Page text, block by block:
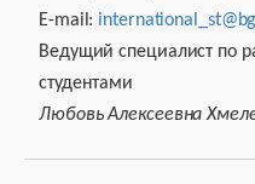
E-mail:
Ведущий специалист по
студентами
Любовь Алексеевна